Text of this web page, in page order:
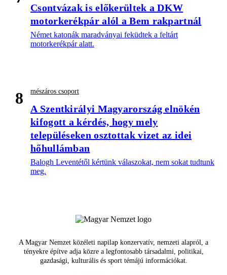
Csontvázak is előkerültek a DKW
motorkerékpár alól a Bem rakpartnál
Német katonák maradványai feküdtek a feltárt
motorkerékpár alatt.
8 mészáros csoport
A Szentkirályi Magyarország elnökén
kifogott a kérdés, hogy mely
településeken osztottak vizet az idei
hőhullámban
Balogh Leventétől kértünk válaszokat, nem sokat tudtunk
meg.
A Magyar Nemzet közéleti napilap konzervatív, nemzeti alapról, a
tényekre építve adja közre a legfontosabb társadalmi, politikai,
gazdasági, kulturális és sport témájú információkat.